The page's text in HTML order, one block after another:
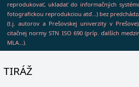
reprodukovať, ukladať do informačných
fotografickou reprodukciou atď...) bez
(t.j. autorov a Prešovskej univerzity v
citačnej normy STN ISO 690 (príp. ďalších
MLA...).
TIRÁŽ